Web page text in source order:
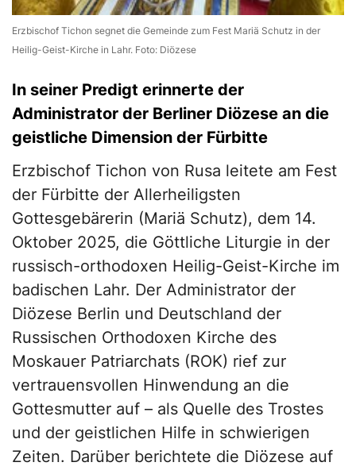
Erzbischof Tichon segnet die Gemeinde zum Fest Mariä Schutz in der
Heilig-Geist-Kirche in Lahr. Foto: Diözese
In seiner Predigt erinnerte der
Administrator der Berliner Diözese an die
geistliche Dimension der Fürbitte
Erzbischof Tichon von Rusa leitete am Fest
der Fürbitte der Allerheiligsten
Gottesgebärerin (Mariä Schutz), dem 14.
Oktober 2025, die Göttliche Liturgie in der
russisch-orthodoxen Heilig-Geist-Kirche im
badischen Lahr. Der Administrator der
Diözese Berlin und Deutschland der
Russischen Orthodoxen Kirche des
Moskauer Patriarchats (ROK) rief zur
vertrauensvollen Hinwendung an die
Gottesmutter auf – als Quelle des Trostes
und der geistlichen Hilfe in schwierigen
Zeiten. Darüber berichtete die Diözese auf